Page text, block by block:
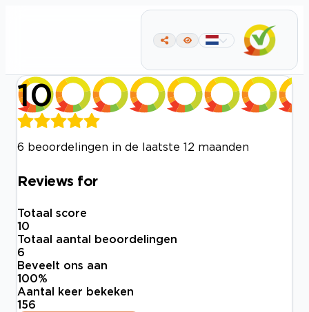
10
6 beoordelingen in de laatste 12 maanden
Reviews for
Totaal score
10
Totaal aantal beoordelingen
6
Beveelt ons aan
100%
Aantal keer bekeken
156